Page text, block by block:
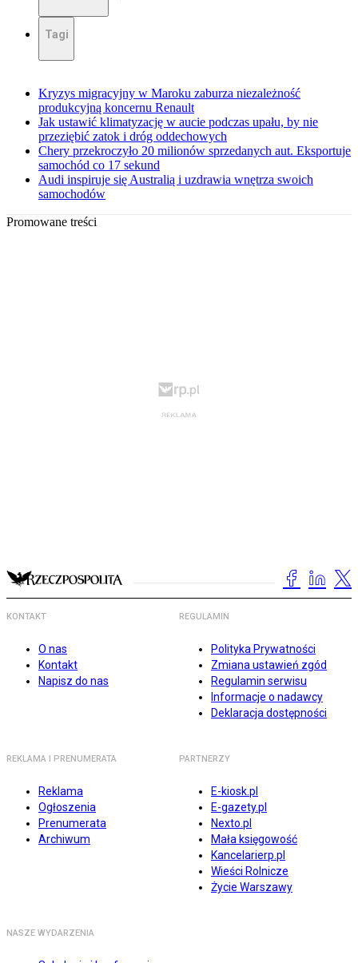
Tagi
Kryzys migracyjny w Maroku zaburza niezależność
produkcyjną koncernu Renault
Jak ustawić klimatyzację w aucie podczas upału, by nie
przeziębić zatok i dróg oddechowych
Chery przekroczyło 20 milionów sprzedanych aut. Eksportuje
samochód co 17 sekund
Audi inspiruje się Australią i uzdrawia wnętrza swoich
samochodów
Promowane treści
KONTAKT
O nas
Kontakt
Napisz do nas
REGULAMIN
Polityka Prywatności
Zmiana ustawień zgód
Regulamin serwisu
Informacje o nadawcy
Deklaracja dostępności
REKLAMA I PRENUMERATA
Reklama
Ogłoszenia
Prenumerata
Archiwum
PARTNERZY
E-kiosk.pl
E-gazety.pl
Nexto.pl
Mała księgowość
Kancelarierp.pl
Wieści Rolnicze
Życie Warszawy
NASZE WYDARZENIA